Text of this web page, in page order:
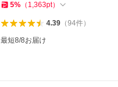
5% （ 1,363pt）
4.39（94件）
最短8/8お届け